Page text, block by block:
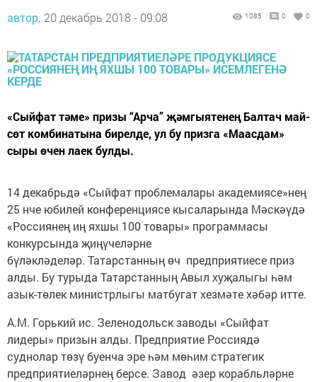
автор, 20 декабрь 2018 - 09:08 1085 0 0
«Сыйфат тәме» призы “Арча” җәмгыятенең Балтач май-
сөт комбинатына бирелде, ул бу призга «Маасдам»
сыры өчен лаек булды.
14 декабрьдә «Сыйфат проблемалары академиясе»нең
25 нче юбилей конференциясе кысаларында Мәскәүдә
«Россиянең иң яхшы 100 товары» программасы
конкурсында җиңүчеләрне
бүләкләделәр. Татарстанның өч предприятиесе приз
алды. Бу турыда Татарстанның Авыл хуҗалыгы һәм
азык-төлек министрлыгы матбугат хезмәте хәбәр итте.
А.М. Горький ис. Зеленодольск заводы «Сыйфат
лидеры» призын алды. Предприятие Россиядә
суднолар төзү буенча эре һәм мөһим стратегик
предприятиеләрнең берсе. Завод әзер корабльләрне